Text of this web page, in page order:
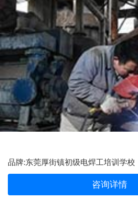
品牌:东莞厚街镇初级电焊工培训学校
咨询详情